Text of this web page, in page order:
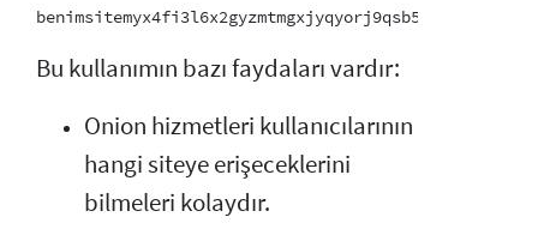
Bu kullanımın bazı faydaları vardır:
Onion hizmetleri kullanıcılarının
hangi siteye erişeceklerini
bilmeleri kolaydır.